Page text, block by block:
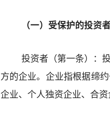
（一） 受保护的投资
投资者（第一条）：
方的企业。企业指根据缔
企业、个人独资企业、合